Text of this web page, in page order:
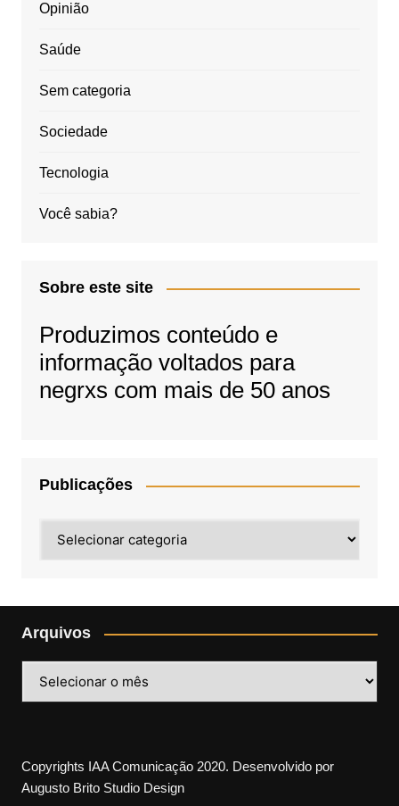
Opinião
Saúde
Sem categoria
Sociedade
Tecnologia
Você sabia?
Sobre este site
Produzimos conteúdo e
informação voltados para
negrxs com mais de 50 anos
Publicações
Arquivos
Copyrights IAA Comunicação 2020. Desenvolvido por
Augusto Brito Studio Design